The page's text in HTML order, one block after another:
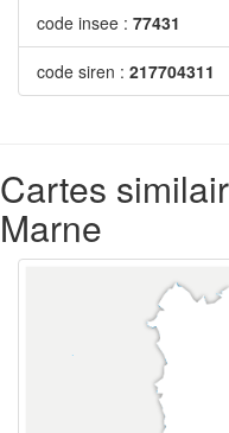
code insee : 77431
code siren : 217704311
Cartes
Marne